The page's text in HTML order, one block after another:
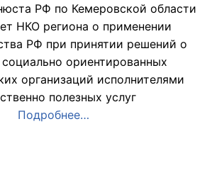
РФ по Кемеровской области
НКО региона о применении
РФ при принятии решений о
ориентированных
организаций исполнителями
полезных услуг
Подробнее…